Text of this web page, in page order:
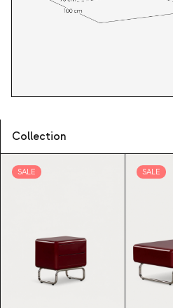
Collection
SALE SALE